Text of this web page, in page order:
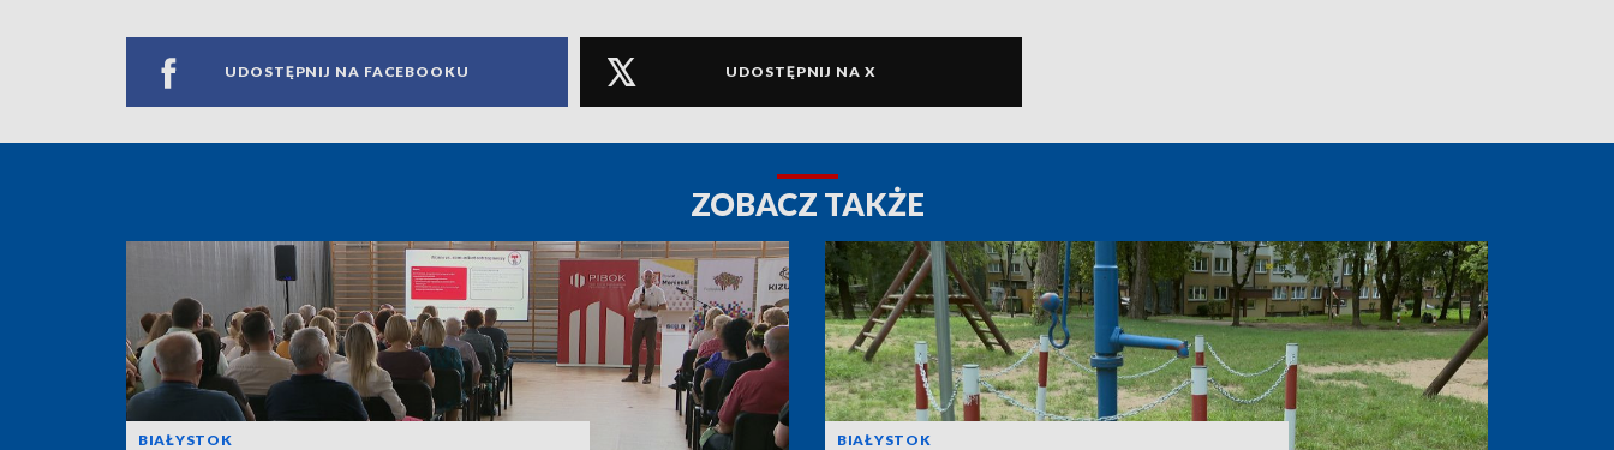
UDOSTĘPNIJ NA FACEBOOKU UDOSTĘPNIJ NA X
ZOBACZ TAKŻE
BIAŁYSTOK BIAŁYSTOK